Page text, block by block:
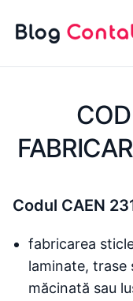
Codul CAEN
fabricarea
laminate, trase
măcinată sau